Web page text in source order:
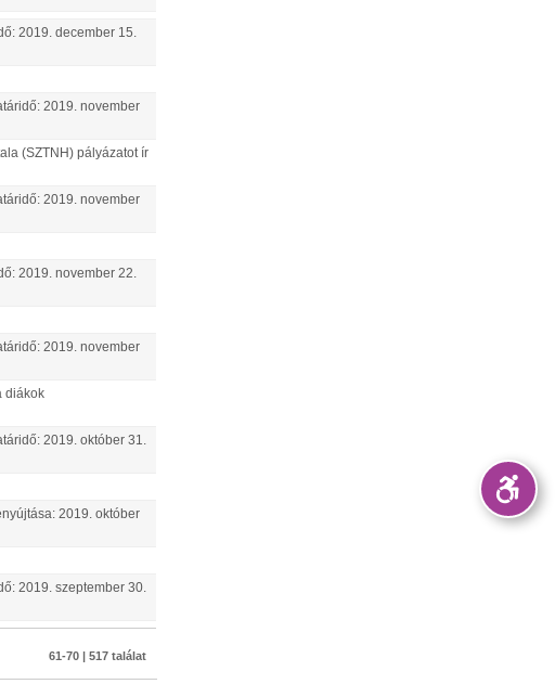
2019. december 15
2019. november
(SZTNH) pályázatot ír
2019. november
2019. november 22
2019. november
diákok
2019. október 31
2019. október
2019. szeptember 30
61-70 | 517 találat